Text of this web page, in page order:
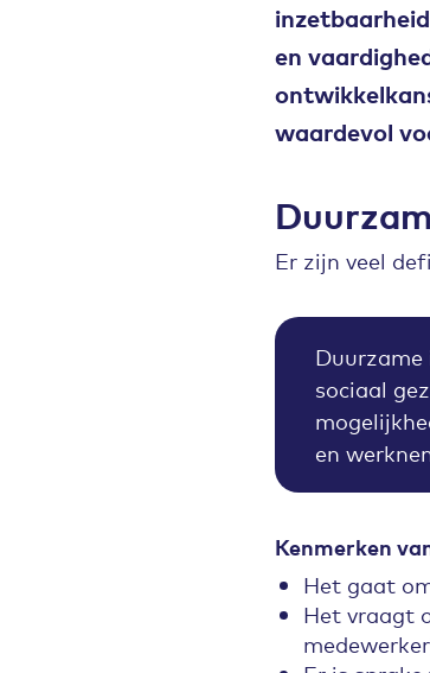
en
waardevol
Er zijn veel
sociaal
en
Kenmerken
Het gaat
Het vraagt